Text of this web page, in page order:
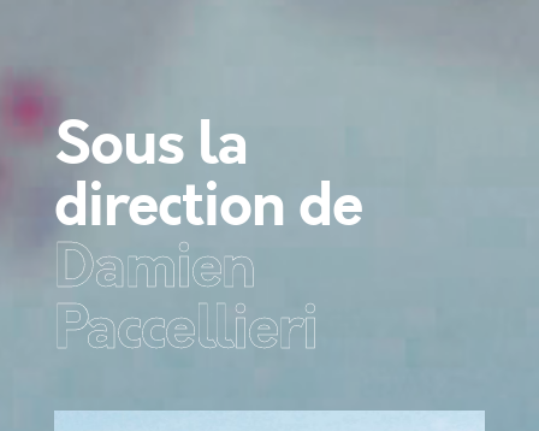
Sous la
direction de
Damien
Paccellieri